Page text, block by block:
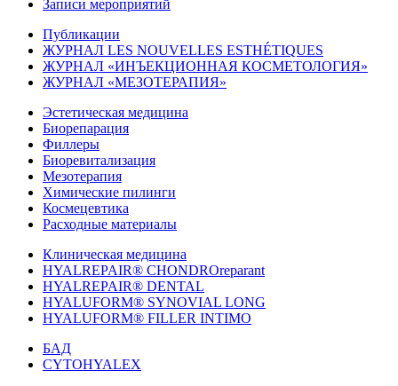
Записи мероприятий
Публикации
ЖУРНАЛ LES NOUVELLES ESTHÉTIQUES
ЖУРНАЛ «ИНЪЕКЦИОННАЯ КОСМЕТОЛОГИЯ»
ЖУРНАЛ «МЕЗОТЕРАПИЯ»
Эстетическая медицина
Биорепарация
Филлеры
Биоревитализация
Мезотерапия
Химические пилинги
Космецевтика
Расходные материалы
Клиническая медицина
HYALREPAIR® CHONDROreparant
HYALREPAIR® DENTAL
HYALUFORM® SYNOVIAL LONG
HYALUFORM® FILLER INTIMO
БАД
CYTOHYALEX